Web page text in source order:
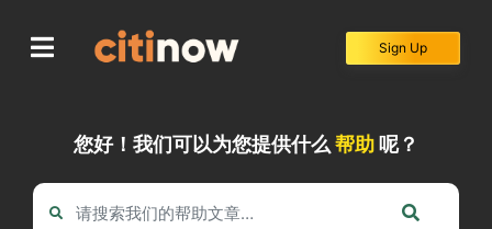
content
Sign Up
您好！我们可以为您提供什么 帮助呢？